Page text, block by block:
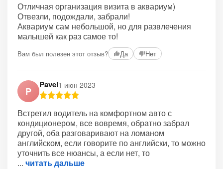
Отличная организация визита в аквариум)
Отвезли, подождали, забрали!
Аквариум сам небольшой, но для развлечения
малышей как раз самое то!
Вам был полезен этот отзыв? Да Нет
P
Pavel1 июн 2023
Встретил водитель на комфортном авто с
кондиционером, все вовремя, обратно забрал
другой, оба разговаривают на ломаном
английском, если говорите по английски, то можно
уточнить все нюансы, а если нет, то
читать дальше